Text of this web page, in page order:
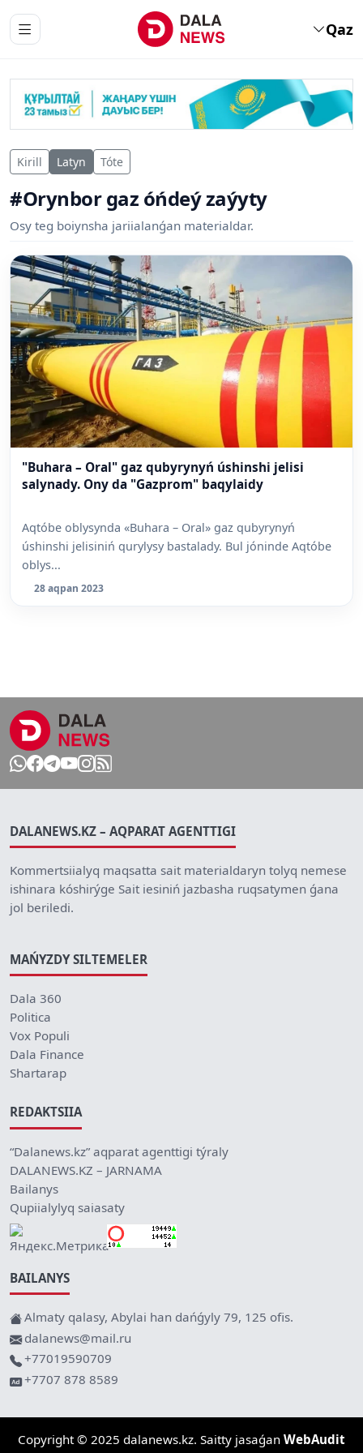
Qaz
Kirill Latyn Tóte
#Orynbor gaz óńdeý zaýyty
Osy teg boiynsha jariialanǵan materialdar.
"Buhara – Oral" gaz qubyrynyń úshinshi jelisi
salynady. Ony da "Gazprom" baqylaidy
Aqtóbe oblysynda «Buhara – Oral» gaz qubyrynyń
úshinshi jelisiniń qurylysy bastalady. Bul jóninde Aqtóbe
oblys...
28 aqpan 2023
DALANEWS.KZ – AQPARAT AGENTTIGI
Kommertsiialyq maqsatta sait materialdaryn tolyq nemese
ishinara kóshirýge Sait iesiniń jazbasha ruqsatymen ǵana
jol beriledi.
MAŃYZDY SILTEMELER
Dala 360
Politica
Vox Populi
Dala Finance
Shartarap
REDAKTSIIA
“Dalanews.kz” aqparat agenttigi týraly
DALANEWS.KZ – JARNAMA
Bailanys
Qupiialylyq saiasaty
BAILANYS
Almaty qalasy, Abylai han dańǵyly 79, 125 ofis.
dalanews@mail.ru
+77019590709
+7707 878 8589
Copyright © 2025 dalanews.kz. Saitty jasaǵan WebAudit